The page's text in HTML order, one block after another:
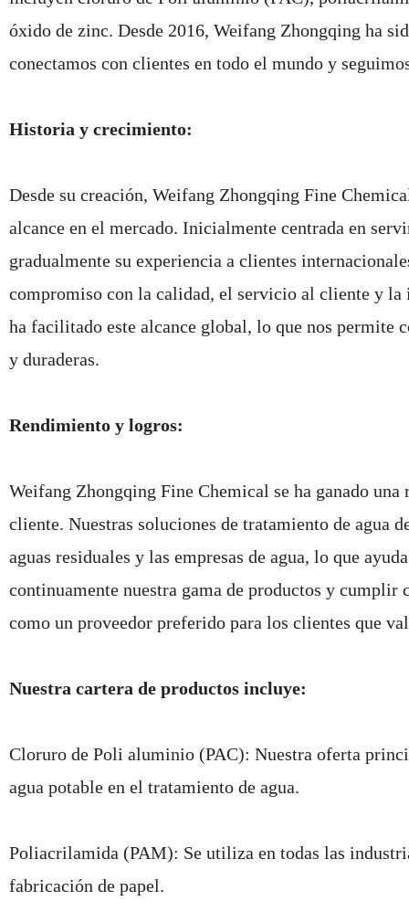
óxido de zinc. Desde 2016, Weifang Zhongqing ha
conectamos con clientes en todo el mundo y
Historia y crecimiento:
Desde su creación, Weifang Zhongqing Fine
alcance en el mercado. Inicialmente centrada en
gradualmente su experiencia a clientes
compromiso con la calidad, el servicio al cliente y
ha facilitado este alcance global, lo que nos permite
y duraderas.
Rendimiento y logros:
Weifang Zhongqing Fine Chemical se ha ganado
cliente. Nuestras soluciones de tratamiento de agua
aguas residuales y las empresas de agua, lo que
continuamente nuestra gama de productos y cumplir
como un proveedor preferido para los clientes que
Nuestra cartera de productos incluye:
Cloruro de Poli aluminio (PAC): Nuestra oferta
agua potable en el tratamiento de agua.
Poliacrilamida (PAM): Se utiliza en todas las
fabricación de papel.